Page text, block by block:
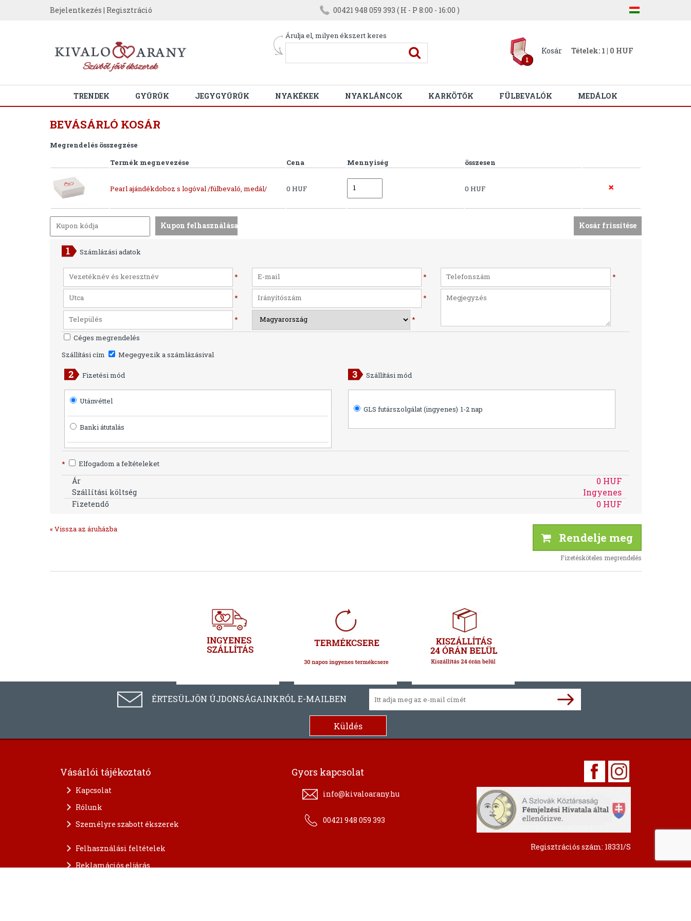
Bejelentkezés | Regisztráció 00421 948 059 393 ( H - P 8:00 - 16:00 )
Árulja el, milyen ékszert keres
1
Kosár Tételek: 1 | 0 HUF
TRENDEK GYŰRŰK JEGYGYŰRŰK NYAKÉKEK NYAKLÁNCOK KARKÖTŐK FÜLBEVALÓK MEDÁLOK
BEVÁSÁRLÓ KOSÁR
Megrendelés összegzése
Termék megnevezése
Cena Mennyiség összesen
Pearl ajándékdoboz s logóval /fülbevaló, medál/ 0 HUF 0 HUF
Számlázási adatok
* * *
* *
*
*
Céges megrendelés
Szállítási cím
Megegyezik a számlázásival
Fizetési mód
Utánvéttel
Banki átutalás
Szállítási mód
GLS futárszolgálat (ingyenes) 1-2 nap
* Elfogadom a feltételeket
Ár 0 HUF
Szállítási költség Ingyenes
Fizetendő 0 HUF
« Vissza az áruházba
Rendelje meg
Fizetésköteles megrendelés
ÉRTESÜLJÖN ÚJDONSÁGAINKRÓL E-MAILBEN
Vásárlói tájékoztató
Kapcsolat
Rólunk
Személyre szabott ékszerek
Felhasználási feltételek
Reklamációs eljárás
Gyors kapcsolat
info@kivaloarany.hu
00421 948 059 393
Regisztrációs szám: 18331/S